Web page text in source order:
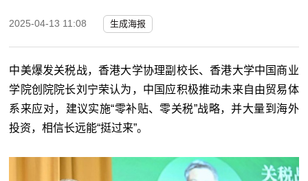
2025-04-13 11:08 生成海报
中美爆发关税战，香港大学协理副校长、香港大学中国商业
学院创院院长刘宁荣认为，中国应积极推动未来自由贸易体
系来应对，建议实施“零补贴、零关税”战略，并大量到海外
投资，相信长远能“挺过来”。